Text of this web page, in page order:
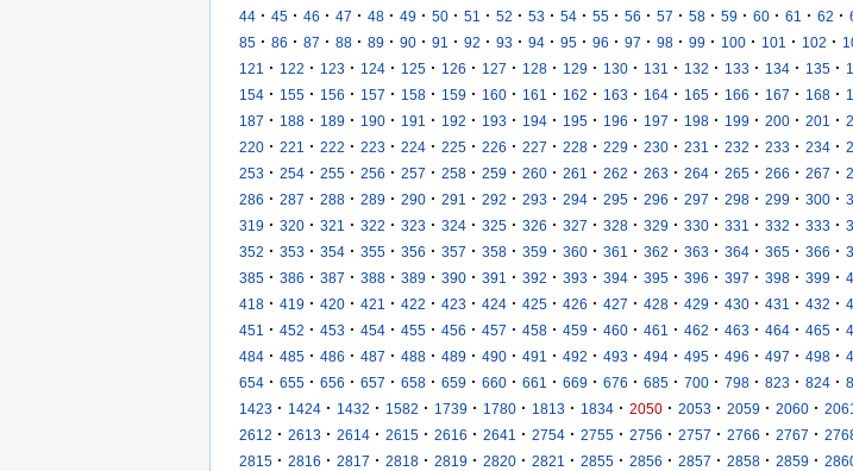
44 · 45 · 46 · 47 · 48 · 49 · 50 · 51 · 52 · 53 · 54 · 55 · 56 · 57 · 58 · 59 · 60 · 61 · 62 ·
85 · 86 · 87 · 88 · 89 · 90 · 91 · 92 · 93 · 94 · 95 · 96 · 97 · 98 · 99 · 100 · 101 · 102 ·
121 · 122 · 123 · 124 · 125 · 126 · 127 · 128 · 129 · 130 · 131 · 132 · 133 · 134 · 135 ·
154 · 155 · 156 · 157 · 158 · 159 · 160 · 161 · 162 · 163 · 164 · 165 · 166 · 167 · 168 ·
187 · 188 · 189 · 190 · 191 · 192 · 193 · 194 · 195 · 196 · 197 · 198 · 199 · 200 · 201 ·
220 · 221 · 222 · 223 · 224 · 225 · 226 · 227 · 228 · 229 · 230 · 231 · 232 · 233 · 234 ·
253 · 254 · 255 · 256 · 257 · 258 · 259 · 260 · 261 · 262 · 263 · 264 · 265 · 266 · 267 ·
286 · 287 · 288 · 289 · 290 · 291 · 292 · 293 · 294 · 295 · 296 · 297 · 298 · 299 · 300 ·
319 · 320 · 321 · 322 · 323 · 324 · 325 · 326 · 327 · 328 · 329 · 330 · 331 · 332 · 333 ·
352 · 353 · 354 · 355 · 356 · 357 · 358 · 359 · 360 · 361 · 362 · 363 · 364 · 365 · 366 ·
385 · 386 · 387 · 388 · 389 · 390 · 391 · 392 · 393 · 394 · 395 · 396 · 397 · 398 · 399 ·
418 · 419 · 420 · 421 · 422 · 423 · 424 · 425 · 426 · 427 · 428 · 429 · 430 · 431 · 432 ·
451 · 452 · 453 · 454 · 455 · 456 · 457 · 458 · 459 · 460 · 461 · 462 · 463 · 464 · 465 ·
484 · 485 · 486 · 487 · 488 · 489 · 490 · 491 · 492 · 493 · 494 · 495 · 496 · 497 · 498 ·
654 · 655 · 656 · 657 · 658 · 659 · 660 · 661 · 669 · 676 · 685 · 700 · 798 · 823 · 824 ·
1423 · 1424 · 1432 · 1582 · 1739 · 1780 · 1813 · 1834 · 2050 · 2053 · 2059 · 2060 · 2061
2612 · 2613 · 2614 · 2615 · 2616 · 2641 · 2754 · 2755 · 2756 · 2757 · 2766 · 2767 ·
2815 · 2816 · 2817 · 2818 · 2819 · 2820 · 2821 · 2855 · 2856 · 2857 · 2858 · 2859 ·